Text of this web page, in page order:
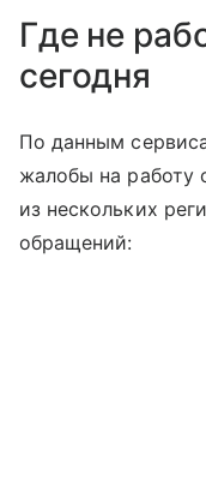
Где не
сегодня
По данным
жалобы на работу
из нескольких
обращений: